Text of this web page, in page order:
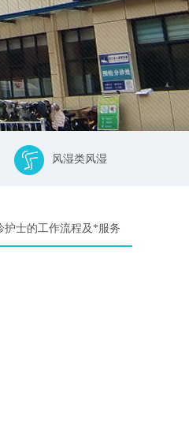
风湿类风湿
士的工作流程及*服务